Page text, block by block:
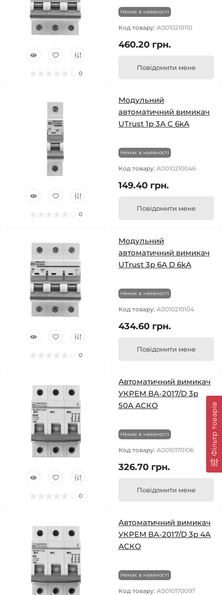
Фільтр товарів
0
Немає в наявності
Код товару: A0010210110
460.20 грн.
Повідомити мене
0
Модульний
автоматичний вимикач
UTrust 1р 3А С 6kА
Немає в наявності
Код товару: A0010210046
149.40 грн.
Повідомити мене
0
Модульний
автоматичний вимикач
UTrust 3р 6А D 6kА
Немає в наявності
Код товару: A0010210104
434.60 грн.
Повідомити мене
0
Автоматичний вимикач
УКРЕМ ВА-2017/D 3р
50А АСКО
Немає в наявності
Код товару: A0010170106
326.70 грн.
Повідомити мене
Автоматичний вимикач
УКРЕМ ВА-2017/D 3р 4А
АСКО
Немає в наявності
Код товару: A0010170097